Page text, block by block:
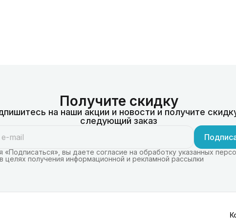
Получите скидку
на наши акции и новости и получите
следующий заказ
«Подписаться», вы даете согласие на обработку указанных
целях получения информационной и рекламной рассылки